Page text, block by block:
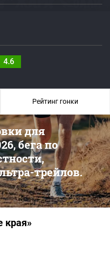
4.6
для
бега по
трейлов.
края»
Рейтинг гонки